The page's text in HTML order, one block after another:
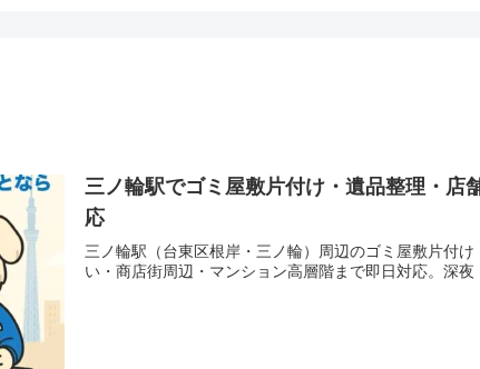
三ノ輪駅でゴミ屋敷片付け・遺品整理・店
応
三ノ輪駅（台東区根岸・三ノ輪）周辺のゴミ屋敷片付
い・商店街周辺・マンション高層階まで即日対応。深夜